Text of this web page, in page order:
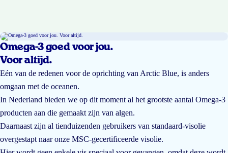
Omega-3 goed voor jou.
Voor altijd.
Eén van de redenen voor de oprichting van Arctic Blue, is anders
omgaan met de oceanen.
In Nederland bieden we op dit moment al het grootste aantal Omega-3
producten aan die gemaakt zijn van algen.
Daarnaast zijn al tienduizenden gebruikers van standaard-visolie
overgestapt naar onze MSC-gecertificeerde visolie.